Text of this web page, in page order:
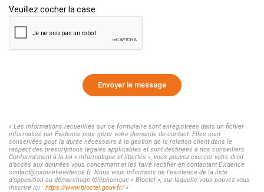
Veuillez cocher la case
Envoyer le message
« Les informations recueillies sur ce formulaire sont enregistrées dans un fichier
informatisé par Évidence pour gérer votre demande de contact. Elles sont
conservées pour la durée nécessaire à la gestion de la relation client dans le
respect des prescriptions légales applicables et sont destinées à nos conseillers
Conformément à la loi « informatique et libertés », vous pouvez exercer votre droit
d'accès aux données vous concernant et les faire rectifier en contactant Évidence
contact@cabinet-evidence.fr. Nous vous informons de l'existence de la liste
d'opposition au démarchage téléphonique « Bloctel », sur laquelle vous pouvez vous
inscrire ici : https://www.bloctel.gouv.fr/»